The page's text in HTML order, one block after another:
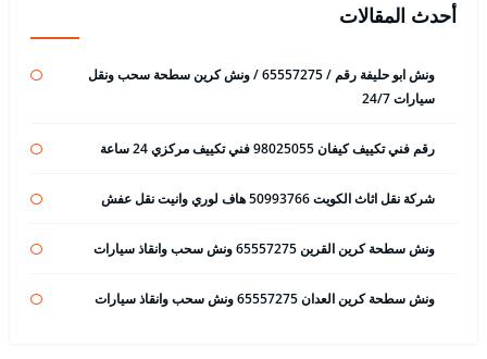
أحدث المقالات
ونش ابو حليفة رقم / 65557275 / ونش كرين سطحة سحب ونقل
سيارات 24/7
رقم فني تكييف كيفان 98025055 فني تكييف مركزي 24 ساعة
شركة نقل اثاث الكويت 50993766 هاف لوري وانيت نقل عفش
ونش سطحة كرين القرين 65557275 ونش سحب وانقاذ سيارات
ونش سطحة كرين العدان 65557275 ونش سحب وانقاذ سيارات